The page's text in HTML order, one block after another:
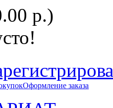
р.)
Оформление заказа